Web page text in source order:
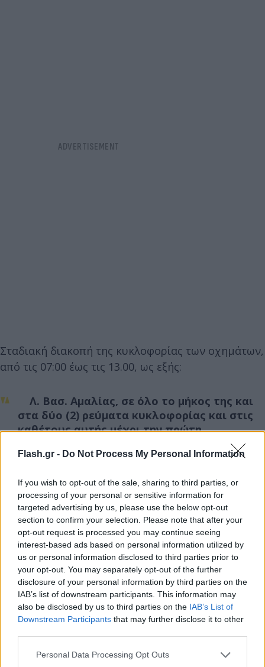
Flash.gr - Do Not Process My Personal Information
If you wish to opt-out of the sale, sharing to third parties, or
processing of your personal or sensitive information for
targeted advertising by us, please use the below opt-out
section to confirm your selection. Please note that after your
opt-out request is processed you may continue seeing
interest-based ads based on personal information utilized by
us or personal information disclosed to third parties prior to
your opt-out. You may separately opt-out of the further
disclosure of your personal information by third parties on the
IAB’s list of downstream participants. This information may
also be disclosed by us to third parties on the IAB’s List of
Downstream Participants that may further disclose it to other
Please note that this website/app uses one or more Google
Personal Data Processing Opt Outs
Σταδιακή διακοπή της κυκλοφορίας των οχημάτων,
από τις 07:00 έως τις 13.00, ως εξής:
Λ. Βασ. Αμαλίας, σε όλο το μήκος της και
στα δύο (2) ρεύματα κυκλοφορίας και στις
καθέτους αυτής μέχρι την πρώτη
Λ. Συγγρού, στο τμήμα της μεταξύ της
οδού Αθ. Διάκου και της Λ. Βασ. Αμαλίας,
στο ρεύμα κυκλοφορίας προς Πλ.
Συντάγματος.
Λ. Βασ. Όλγας, σε όλο το μήκος της και
στις καθέτους αυτής μέχρι την πρώτη
παράλληλη οδό.
Αθ. Διάκου, σε όλο το μήκος της στο
ρεύμα κυκλοφορίας προς τη Λ. Συγγρού.
Σταδιακήδιακοπή της κυκλοφορίας των
οχημάτων, από τις 08.30 έως τις 13.00, ως
εξής:
Λ. Βασ. Σοφίας, στο τμήμα της μεταξύ της